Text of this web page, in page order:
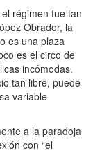
régimen fue tan
Obrador, la
es una plaza
es el circo de
incómodas.
tan libre, puede
variable
a la paradoja
con “el